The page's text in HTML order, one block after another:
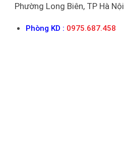
Phường Long Biên, TP Hà Nội
Phòng KD : 0975.687.458